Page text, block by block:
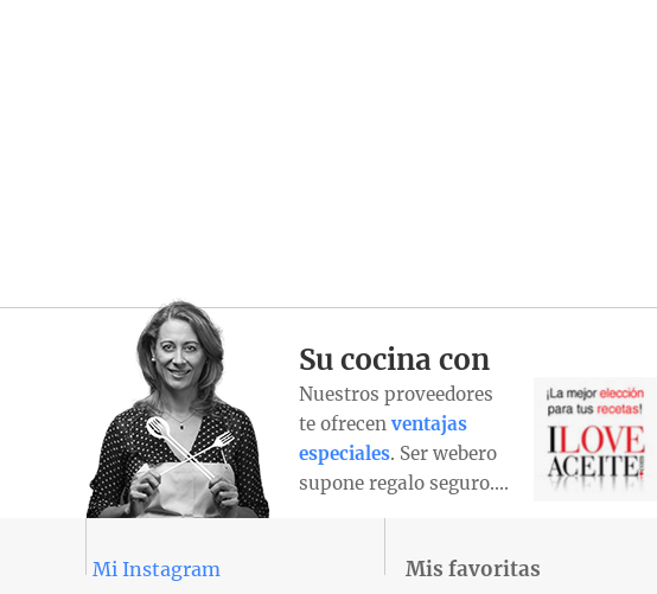
Su cocina con
Nuestros proveedores
te ofrecen ventajas
especiales. Ser webero
supone regalo seguro….
Mi Instagram Mis favoritas